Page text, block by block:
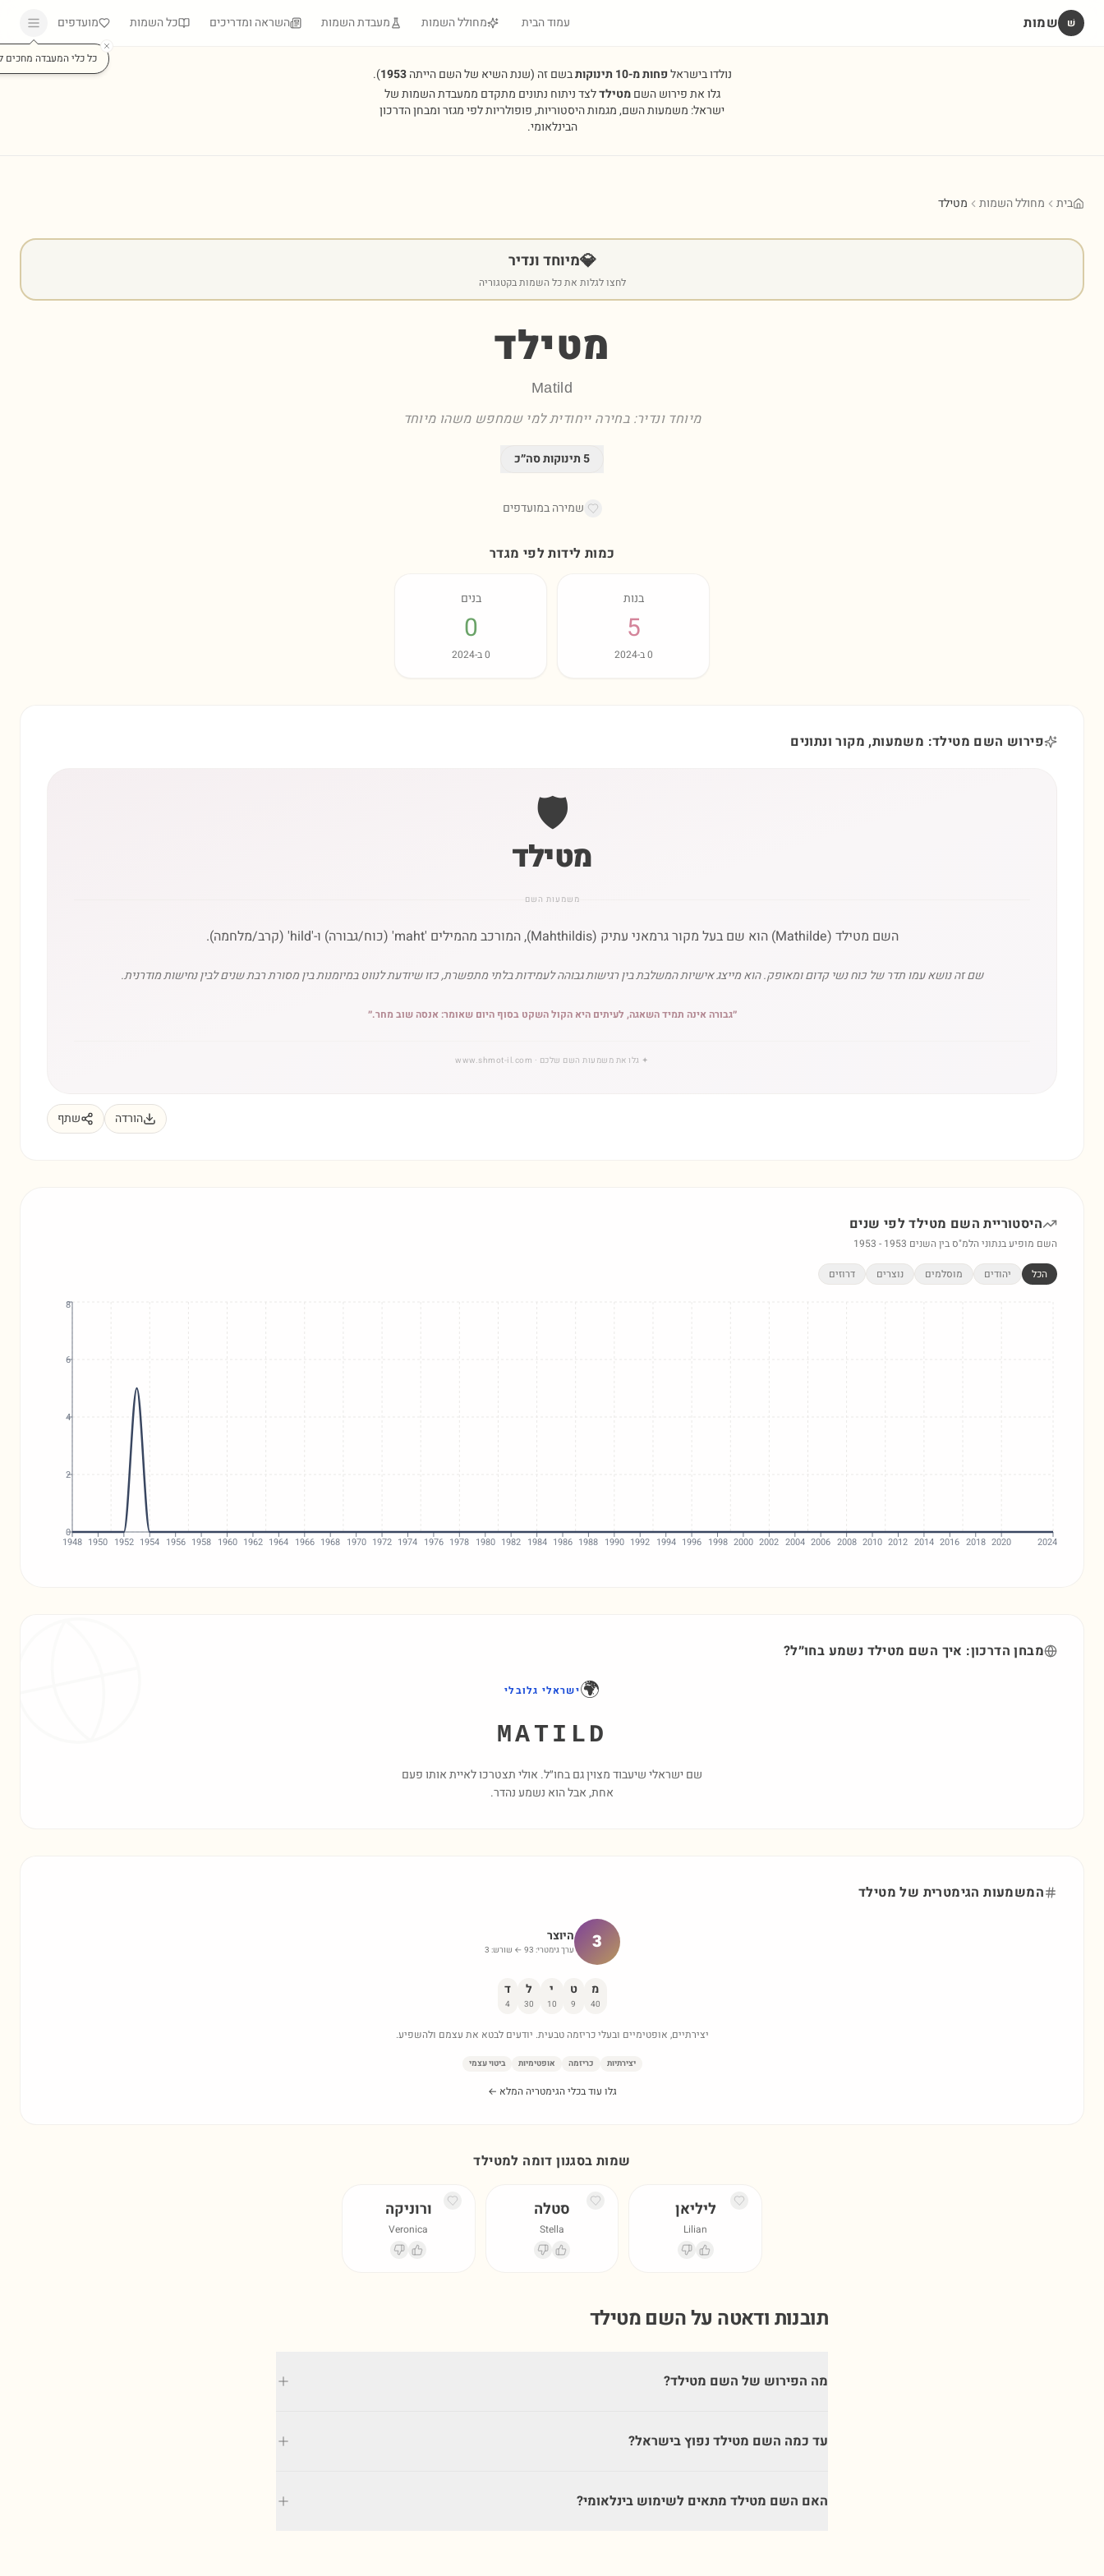
שׁ שמות עמוד הבית מחולל השמות מעבדת השמות השראה ומדריכים כל השמות מועדפים
נולדו בישראלפחות מ-10 תינוקות בשם זה (שנת השיא של השם הייתה1953
).
גלו את פירוש השםמטילדלצד ניתוח נתונים מתקדם ממעבדת השמות של
ישראל: משמעות השם, מגמות היסטוריות, פופולריות לפי מגזר ומבחן הדרכון
הבינלאומי.
בית מחולל השמות מטילד
💎מיוחד ונדיר
לחצו לגלות את כל השמות בקטגוריה
מטילד
Matild
מיוחד ונדיר: בחירה ייחודית למי שמחפש משהו מיוחד
5תינוקות סה״כ
שמירה במועדפים
כמות לידות לפי מגדר
בנות
5
0ב-2024
בנים
0
0ב-2024
פירוש השם מטילד: משמעות, מקור ונתונים
🛡️
מטילד
משמעות השם
השם מטילד (Mathilde) הוא שם בעל מקור גרמאני עתיק (Mahthildis), המורכב מהמילים 'maht' (כוח/גבורה) ו-'hild' (קרב/מלחמה).
שם זה נושא עמו תדר של כוח נשי קדום ומאופק. הוא מייצג אישיות המשלבת בין רגישות גבוהה לעמידות בלתי מתפשרת, כזו שיודעת לנווט במיומנות בין מסורת רבת שנים לבין נחישות מודרנית.
״גבורה אינה תמיד השאגה, לעיתים היא הקול השקט בסוף היום שאומר: אנסה שוב מחר.״
✦ גלו את משמעות השם שלכם · www.shmot-il.com
הורדה שתף
היסטוריית השם מטילדלפי שנים
השם מופיע בנתוני הלמ"ס בין השנים 1953 - 1953
הכל יהודים מוסלמים נוצרים דרוזים
1948 1950 1952 1954 1956 1958 1960 1962 1964 1966 1968 1970 1972 1974 1976 1978 1980 1982 1984 1986 1988 1990 1992 1994 1996 1998 2000 2002 2004 2006 2008 2010 2012 2014 2016 2018 2020 2024
0
2
4
6
8
מבחן הדרכון: איך השם מטילד נשמע בחו״ל?
🌍ישראלי גלובלי
MATILD
שם ישראלי שיעבוד מצוין גם בחו״ל. אולי תצטרכו לאיית אותו פעם
אחת, אבל הוא נשמע נהדר.
המשמעות הגימטרית של מטילד
3 היוצר
ערך גימטרי: 93 ← שורש: 3
מ
40
ט
9
י
10
ל
30
ד
4
יצירתיים, אופטימיים ובעלי כריזמה טבעית. יודעים לבטא את עצמם ולהשפיע.
יצירתיות כריזמה אופטימיות ביטוי עצמי
גלו עוד בכלי הגימטריה המלא ←
שמות בסגנון דומה למטילד
ליליאן
Lilian
סטלה
Stella
ורוניקה
Veronica
תובנות ודאטה על השם מטילד
מה הפירוש של השם מטילד?
עד כמה השם מטילד נפוץ בישראל?
האם השם מטילד מתאים לשימוש בינלאומי?